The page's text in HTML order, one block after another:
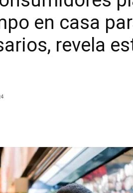
en casa
revela